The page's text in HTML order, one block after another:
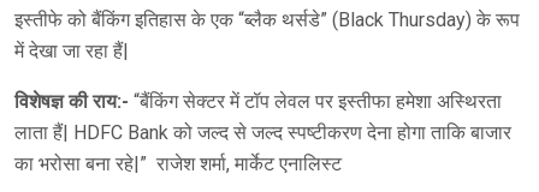
इस्तीफे को बैंकिंग इतिहास के एक “ब्लैक थर्सडे” (Black Thursday) के रूप
में देखा जा रहा हैं|
विशेषज्ञ की राय:- “बैंकिंग सेक्टर में टॉप लेवल पर इस्तीफा हमेशा अस्थिरता
लाता हैं| HDFC Bank को जल्द से जल्द स्पष्टीकरण देना होगा ताकि बाजार
का भरोसा बना रहे|” राजेश शर्मा, मार्केट एनालिस्ट